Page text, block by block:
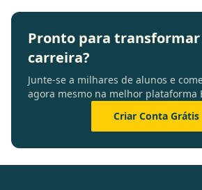
Pronto para transformar
carreira?
Junte-se a milhares de alunos e
agora mesmo na melhor plataforma
Criar Conta Grátis